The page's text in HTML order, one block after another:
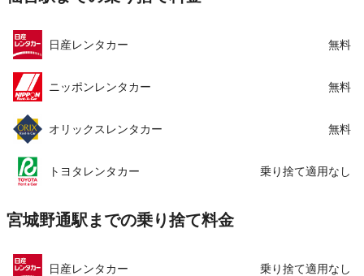
日産レンタカー 無料
ニッポンレンタカー 無料
オリックスレンタカー 無料
トヨタレンタカー 乗り捨て適用なし
宮城野通駅までの乗り捨て料金
日産レンタカー 乗り捨て適用なし